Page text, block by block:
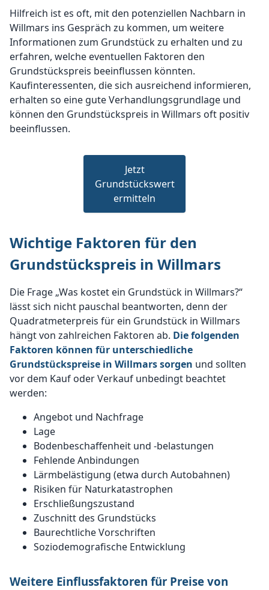
Hilfreich ist es oft, mit den potenziellen Nachbarn in
Willmars ins Gespräch zu kommen, um weitere
Informationen zum Grundstück zu erhalten und zu
erfahren, welche eventuellen Faktoren den
Grundstückspreis beeinflussen könnten.
Kaufinteressenten, die sich ausreichend informieren,
erhalten so eine gute Verhandlungsgrundlage und
können den Grundstückspreis in Willmars oft positiv
beeinflussen.
Jetzt
Grundstückswert
ermitteln
Wichtige Faktoren für den
Grundstückspreis in Willmars
Die Frage „Was kostet ein Grundstück in Willmars?“
lässt sich nicht pauschal beantworten, denn der
Quadratmeterpreis für ein Grundstück in Willmars
hängt von zahlreichen Faktoren ab. Die folgenden
Faktoren können für unterschiedliche
Grundstückspreise in Willmars sorgen und sollten
vor dem Kauf oder Verkauf unbedingt beachtet
werden:
Angebot und Nachfrage
Lage
Bodenbeschaffenheit und -belastungen
Fehlende Anbindungen
Lärmbelästigung (etwa durch Autobahnen)
Risiken für Naturkatastrophen
Erschließungszustand
Zuschnitt des Grundstücks
Baurechtliche Vorschriften
Soziodemografische Entwicklung
Weitere Einflussfaktoren für Preise von